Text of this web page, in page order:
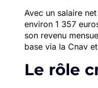
Avec un salaire
environ 1 357
son revenu
base via la Cnav
Le rôle